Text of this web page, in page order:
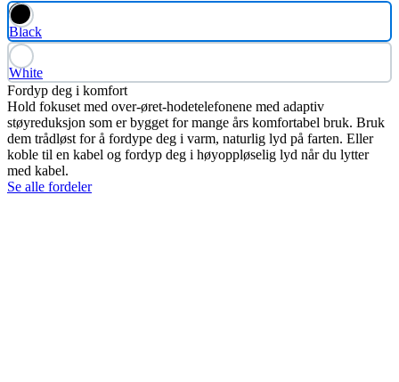
Black
White
Fordyp deg i komfort
Hold fokuset med over-øret-hodetelefonene med adaptiv
støyreduksjon som er bygget for mange års komfortabel bruk. Bruk
dem trådløst for å fordype deg i varm, naturlig lyd på farten. Eller
koble til en kabel og fordyp deg i høyoppløselig lyd når du lytter
med kabel.
Se alle fordeler